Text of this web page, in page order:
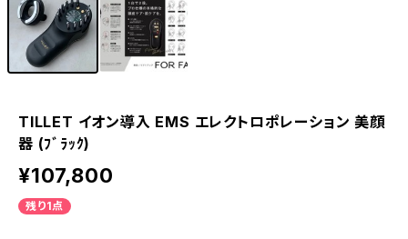
TILLET イオン導入 EMS エレクトロポレーション 美顔
器 (ﾌﾞﾗｯｸ)
¥107,800
残り1点